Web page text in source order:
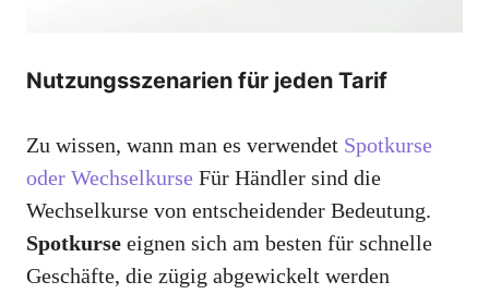
Nutzungsszenarien für jeden Tarif
Zu wissen, wann man es verwendet Spotkurse
oder Wechselkurse Für Händler sind die
Wechselkurse von entscheidender Bedeutung.
Spotkurse eignen sich am besten für schnelle
Geschäfte, die zügig abgewickelt werden